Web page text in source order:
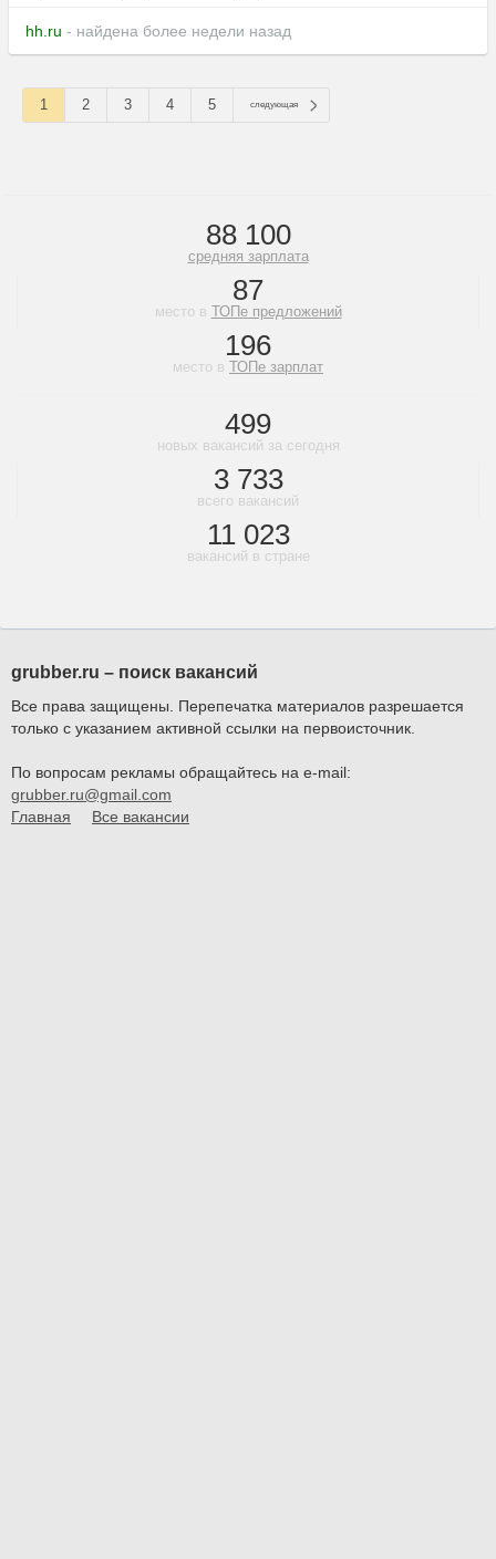
hh.ru - найдена более недели назад
1 2 3 4 5 следующая
88 100
средняя зарплата
87
место в ТОПе предложений
196
место в ТОПе зарплат
499
новых вакансий за сегодня
3 733
всего вакансий
11 023
вакансий в стране
grubber.ru – поиск вакансий
Все права защищены. Перепечатка материалов разрешается
только с указанием активной ссылки на первоисточник.
По вопросам рекламы обращайтесь на e-mail:
grubber.ru@gmail.com
Главная
Все вакансии